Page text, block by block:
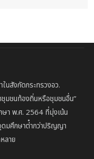
นสังกัดกระทรวงอว.
มชนท้องถิ่นหรือชุมชนอื่น”
า พ.ศ. 2564 ที่มุ่งเน้น
ดมศึกษาต่ํากว่าปริญญา
ลาย